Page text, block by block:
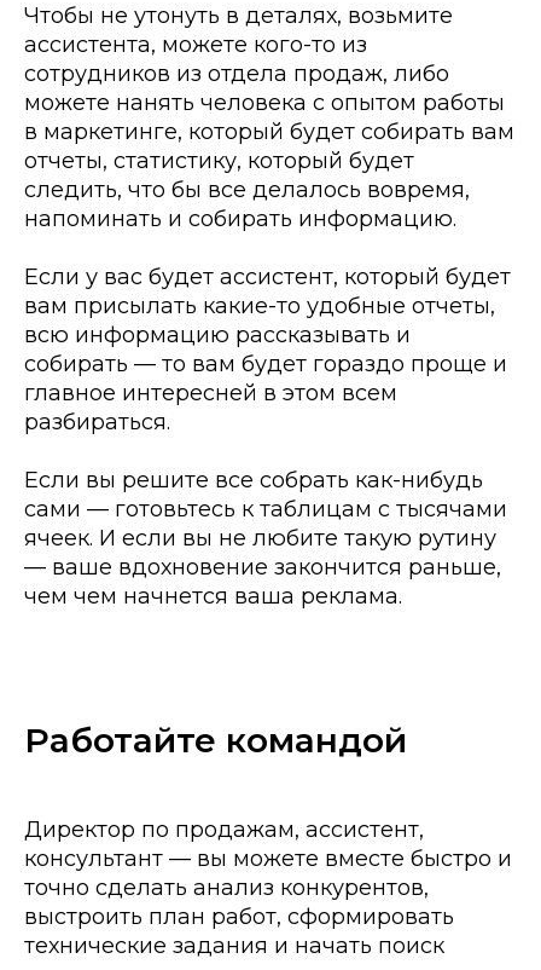
Чтобы не утонуть в деталях, возьмите
ассистента, можете кого-то из
сотрудников из отдела продаж, либо
можете нанять человека с опытом работы
в маркетинге, который будет собирать вам
отчеты, статистику, который будет
следить, что бы все делалось вовремя,
напоминать и собирать информацию.
Если у вас будет ассистент, который будет
вам присылать какие-то удобные отчеты,
всю информацию рассказывать и
собирать — то вам будет гораздо проще и
главное интересней в этом всем
разбираться.
Если вы решите все собрать как-нибудь
сами — готовьтесь к таблицам с тысячами
ячеек. И если вы не любите такую рутину
— ваше вдохновение закончится раньше,
чем чем начнется ваша реклама.
Работайте командой
Директор по продажам, ассистент,
консультант — вы можете вместе быстро и
точно сделать анализ конкурентов,
выстроить план работ, сформировать
технические задания и начать поиск